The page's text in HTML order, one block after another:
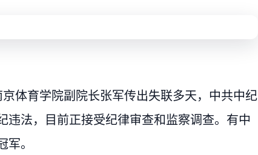
体育学院副院长张军传出失联多天，中共中纪
法，目前正接受纪律审查和监察调查。有中
。